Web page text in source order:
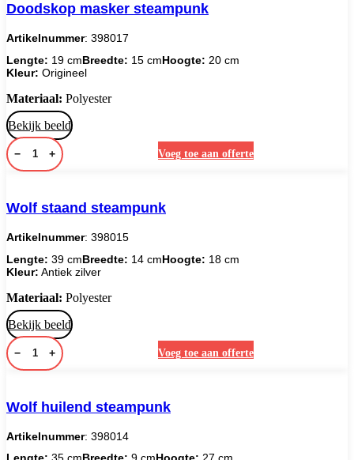
Doodskop masker steampunk
Artikelnummer: 398017
Lengte: 19 cmBreedte: 15 cmHoogte: 20 cm
Kleur: Origineel
Materiaal: Polyester
Bekijk beeld
− + Voeg toe aan offerte
Wolf staand steampunk
Artikelnummer: 398015
Lengte: 39 cmBreedte: 14 cmHoogte: 18 cm
Kleur: Antiek zilver
Materiaal: Polyester
Bekijk beeld
− + Voeg toe aan offerte
Wolf huilend steampunk
Artikelnummer: 398014